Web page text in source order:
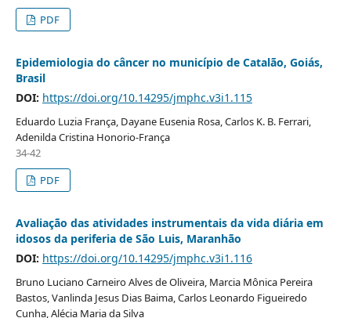
PDF
Epidemiologia do câncer no município de Catalão, Goiás,
Brasil
DOI: https://doi.org/10.14295/jmphc.v3i1.115
Eduardo Luzia França, Dayane Eusenia Rosa, Carlos K. B. Ferrari,
Adenilda Cristina Honorio-França
34-42
PDF
Avaliação das atividades instrumentais da vida diária em
idosos da periferia de São Luis, Maranhão
DOI: https://doi.org/10.14295/jmphc.v3i1.116
Bruno Luciano Carneiro Alves de Oliveira, Marcia Mônica Pereira
Bastos, Vanlinda Jesus Dias Baima, Carlos Leonardo Figueiredo
Cunha, Alécia Maria da Silva